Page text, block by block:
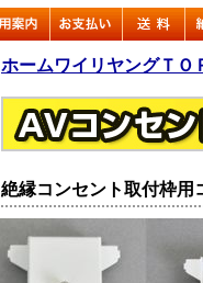
ホームワイリヤングＴＯ
絶縁コンセント取付枠用